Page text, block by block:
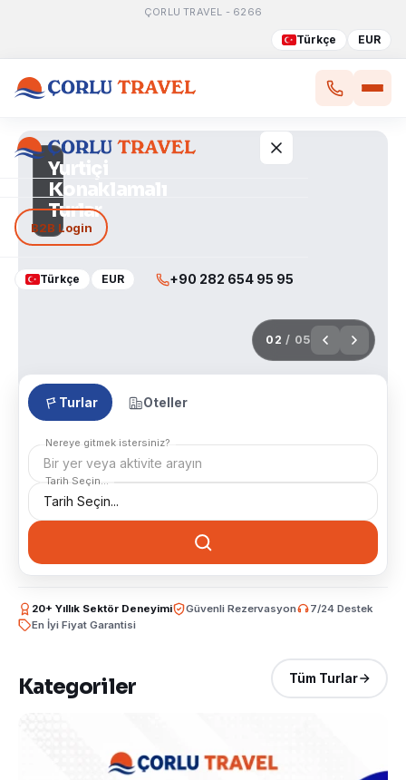
ÇORLU TRAVEL - 6266
Türkçe EUR
B2B Login
Türkçe EUR +90 282 654 95 95
Yurtiçi
Günübirlik
Turlar
02 / 05
Turlar Oteller
Nereye gitmek istersiniz?
Bir yer veya aktivite arayın
Tarih Seçin...
20+ Yıllık Sektör Deneyimi Güvenli Rezervasyon
7/24 Destek
En İyi Fiyat Garantisi
Kategoriler Tüm Turlar